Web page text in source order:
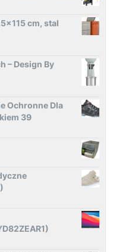
cm, stal
– Design By
Ochronne Dla
39